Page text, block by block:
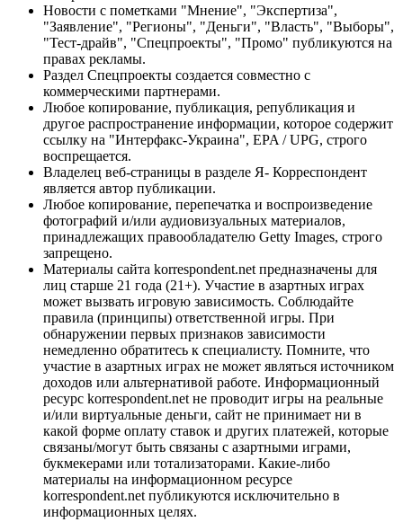
Новости с пометками "Мнение", "Экспертиза",
"Заявление", "Регионы", "Деньги", "Власть", "Выборы",
"Тест-драйв", "Спецпроекты", "Промо" публикуются на
правах рекламы.
Раздел Спецпроекты создается совместно с
коммерческими партнерами.
Любое копирование, публикация, републикация и
другое распространение информации, которое содержит
ссылку на "Интерфакс-Украина", EPA / UPG, строго
воспрещается.
Владелец веб-страницы в разделе Я- Корреспондент
является автор публикации.
Любое копирование, перепечатка и воспроизведение
фотографий и/или аудиовизуальных материалов,
принадлежащих правообладателю Getty Images, строго
запрещено.
Материалы сайта korrespondent.net предназначены для
лиц старше 21 года (21+). Участие в азартных играх
может вызвать игровую зависимость. Соблюдайте
правила (принципы) ответственной игры. При
обнаружении первых признаков зависимости
немедленно обратитесь к специалисту. Помните, что
участие в азартных играх не может являться источником
доходов или альтернативой работе. Информационный
ресурс korrespondent.net не проводит игры на реальные
и/или виртуальные деньги, сайт не принимает ни в
какой форме оплату ставок и других платежей, которые
связаны/могут быть связаны с азартными играми,
букмекерами или тотализаторами. Какие-либо
материалы на информационном ресурсе
korrespondent.net публикуются исключительно в
информационных целях.